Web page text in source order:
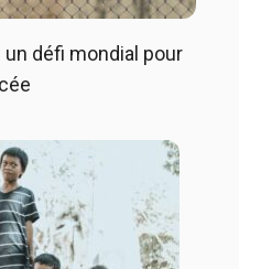
défi mondial pour